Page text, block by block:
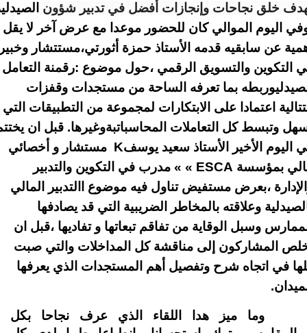
خلق نجاحات وإنجازات أفضل في تدبير شؤون
اليوم الموالي كان للحضور موعدا مع عرض آخر لا يقل
عن سابقيه قدمه الأستاذ حمزة أثورتي،مستتشار
التكوين والتسويق الرقمي ،حول موضوع :رقمنة التعامل
بما تعرفه الساحة من مستجدات وقفزات
اعتمادا على الابتكارات لمجموعة من التطبيقات التي
وتبسط كل التعاملات المحاسباتبةوغيرها. قبل ان
اليوم الأخير الأستاذ سعيد يوسفK مستشار و أخصائي
بمؤسسة « « ESCA مدرب في التكوين والتدبير
،بعرض مستفيض تناول فيه موضوع االتدبير المالي
وعلاقته بالمخاطر الضريبية التي قد يصادفها
وسبل الوقاية من تفاقم تبعاتها و تفاديها ،قبل ان
المشاركون إلى مناقشة كل المداخلات والتي صبت
في اتجاه شرح وتفصيل أهم المستجدات الذي يعرفها
وما ميز هدا اللقاء الذي عرف نجاحا بكل